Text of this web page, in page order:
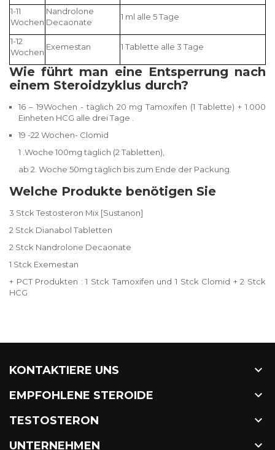
1-11
Wochen
Nandrolone
Decaonate
1 ml alle 5 Tage
1-12
Wochen
Exemestan 1 Tablette alle 3 Tage
Wie führt man eine Entsperrung nach
einem Steroidzyklus durch?
16 – 19Wochen - täglich 20 mgTamoxifen (1 Tablette) + 1.000
Einheten HCG alle drei Tage .
19 -22 Wochen- Clomid
1 .Woche 100mg täglich (2 Tabletten),
ab 2. Woche 50mg täglich bis zum Ende der Packung.
Welche Produkte benötigen Sie
3 Stck Testosteron Mix [Sustanon]
2 Stck Dianabol Tabletten
2 Stck Nandrolone Decaonate
1 Stck Exemestan
+ PCT Produkten : 1 Stck Tamoxifen und 1 Stck Clomid + 2 Stck
HCG
KONTAKTIERE UNS 
EMPFOHLENE STEROIDE 
TESTOSTERON 
UNTERNEHMEN 